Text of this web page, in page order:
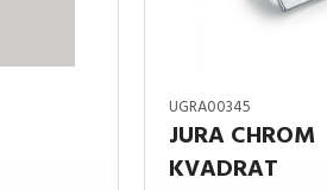
UGRA00345
JURA CHROM
KVADRAT